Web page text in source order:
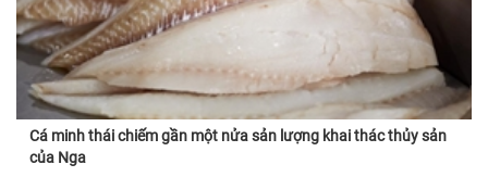
Cá minh thái chiếm gần một nửa sản lượng khai thác thủy sản
của Nga